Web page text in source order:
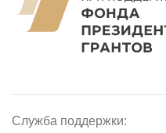
Служба поддержки: